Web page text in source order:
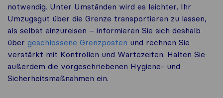
notwendig. Unter Umständen wird es leichter, Ihr
Umzugsgut über die Grenze transportieren zu lassen,
als selbst einzureisen – informieren Sie sich deshalb
über geschlossene Grenzposten und rechnen Sie
verstärkt mit Kontrollen und Wartezeiten. Halten Sie
außerdem die vorgeschriebenen Hygiene- und
Sicherheitsmaßnahmen ein.